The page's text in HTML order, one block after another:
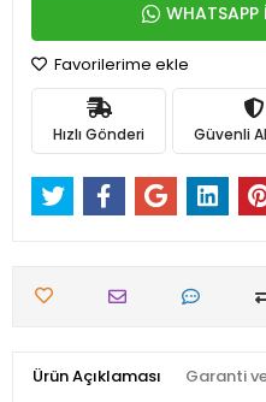
WHATSAPP
Favorilerime ekle
Hızlı Gönderi Güvenli
Ürün Açıklaması Garanti